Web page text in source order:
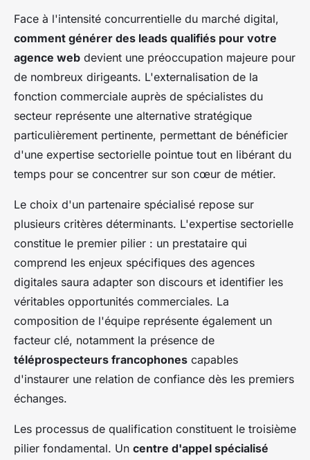
Face à l'intensité concurrentielle du marché digital,
comment générer des leads qualifiés pour votre
agence web devient une préoccupation majeure pour
de nombreux dirigeants. L'externalisation de la
fonction commerciale auprès de spécialistes du
secteur représente une alternative stratégique
particulièrement pertinente, permettant de bénéficier
d'une expertise sectorielle pointue tout en libérant du
temps pour se concentrer sur son cœur de métier.
Le choix d'un partenaire spécialisé repose sur
plusieurs critères déterminants. L'expertise sectorielle
constitue le premier pilier : un prestataire qui
comprend les enjeux spécifiques des agences
digitales saura adapter son discours et identifier les
véritables opportunités commerciales. La
composition de l'équipe représente également un
facteur clé, notamment la présence de
téléprospecteurs francophones capables
d'instaurer une relation de confiance dès les premiers
échanges.
Les processus de qualification constituent le troisième
pilier fondamental. Un centre d'appel spécialisé